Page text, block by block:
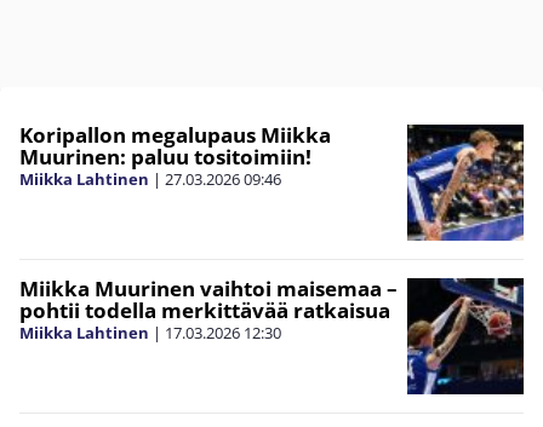
Koripallon megalupaus Miikka
Muurinen: paluu tositoimiin!
Miikka Lahtinen | 27.03.202609:46
Miikka Muurinen vaihtoi maisemaa –
pohtii todella merkittävää ratkaisua
Miikka Lahtinen | 17.03.2026 12:30